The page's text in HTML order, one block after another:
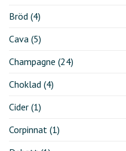
Bröd (4)
Cava (5)
Champagne (24)
Choklad (4)
Cider (1)
Corpinnat (1)